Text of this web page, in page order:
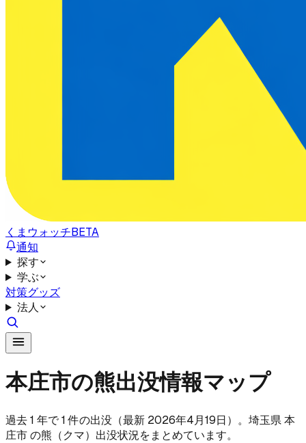
くまウォッチBETA
通知
探す
学ぶ
対策グッズ
法人
本庄市の熊出没情報マップ
過去 1 年で 1 件の出没（最新 2026年4月19日）。埼玉県 本
庄市 の熊（クマ）出没状況をまとめています。